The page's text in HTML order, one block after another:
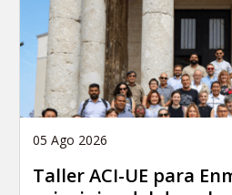
05 Ago 2026
Taller ACI-UE para